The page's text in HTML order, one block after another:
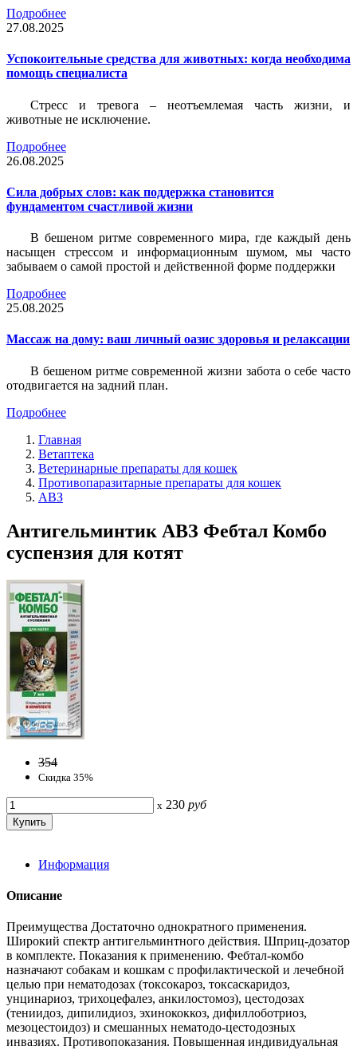
Подробнее
27.08.2025
Успокоительные средства для животных: когда необходима
помощь специалиста
Стресс и тревога – неотъемлемая часть жизни, и
животные не исключение.
Подробнее
26.08.2025
Сила добрых слов: как поддержка становится
фундаментом счастливой жизни
В бешеном ритме современного мира, где каждый день
насыщен стрессом и информационным шумом, мы часто
забываем о самой простой и действенной форме поддержки
Подробнее
25.08.2025
Массаж на дому: ваш личный оазис здоровья и релаксации
В бешеном ритме современной жизни забота о себе часто
отодвигается на задний план.
Подробнее
Главная
Ветаптека
Ветеринарные препараты для кошек
Противопаразитарные препараты для кошек
АВЗ
Антигельминтик АВЗ Фебтал Комбо
суспензия для котят
354
Скидка 35%
x 230 руб
Информация
Описание
Преимущества Достаточно однократного применения.
Широкий спектр антигельминтного действия. Шприц-дозатор
в комплекте. Показания к применению. Фебтал-комбо
назначают собакам и кошкам с профилактической и лечебной
целью при нематодозах (токсокароз, токсаскаридоз,
унцинариоз, трихоцефалез, анкилостомоз), цестодозах
(тениидоз, дипилидиоз, эхинококкоз, дифиллоботриоз,
мезоцестоидоз) и смешанных нематодо-цестодозных
инвазиях. Противопоказания. Повышенная индивидуальная